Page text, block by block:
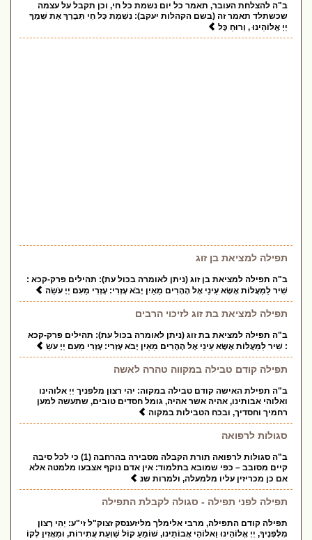
ב"ה להצלחת העובר, תאמר כל יום נשמת כל חי, וכן תקבל על עצמה
שכשתלד תאמר זה (בשם הקהלות יעקב): נִשְׁמַת כָּל חַי תְּבָרֵךְ אֶת שִׁמְךָ
יְיָ אֱלוֹהֵינוּ , וְרוּחַ כָּל
תפילה למציאת בן זוג
ב"ה תפילה למציאת בן זוג (ניתן לאומרה בכול עת): תהילים פרק-קכא :
שִׁיר לַמַּעֲלוֹת אֶשָּׂא עֵינַי אֶל הֶהָרִים מֵאַיִן יָבֹא עֶזְרִי: עֶזְרִי מֵעִם יְיָ עֹשֵׂה
תפילה למציאת בת זוג לזיכוי הרבים
ב"ה תפילה למציאת בת זוג (ניתן לאומרה בכול עת): תהילים פרק-קכא
: שִׁיר לַמַּעֲלוֹת אֶשָּׂא עֵינַי אֶל הֶהָרִים מֵאַיִן יָבֹא עֶזְרִי: עֶזְרִי מֵעִם יְיָ עֹשֵׂ
תפילה קודם טבילה במקווה טהרה לאשה
ב"ה תפילת האישה קודם טבילה במקוה: יהי רצון מלפניך יְיָ אלוהינו
ואלוהי אבותינו, אהיה אשר אהיה, גומל חסדים טובים, שתעשה למען
רחמיך וחסדיך, ובכח הטבילות במקוה
סגולות לרפואה
ב"ה סגולות לרפואה תורת הקבלה מסבירה בהרחבה (1) כי לכל סיבה
קיים מסובב – כפי שמובא בתלמוד: אין אדם נוקף אצבעו מלמטה אלא
אם כן מכריזין עליו מלמעלה, ולמרות שנ
תפילה לפני תפילה - סגולה לקבלת התפילה
תפילה קודם התפילה, מרבי אלימלך מליזענסק זצוק"ל זי"ע: יְהִי רָצוֹן
מִלְּפָנֶיךָ, יְיָ אֱלוֹהֵינוּ וֵאלוֹהֵי אֲבוֹתֵינוּ, שׁוֹמֵעַ קוֹל שַׁוְעַת עֲתִירוֹת, וּמַאֲזִין לְקוֹ